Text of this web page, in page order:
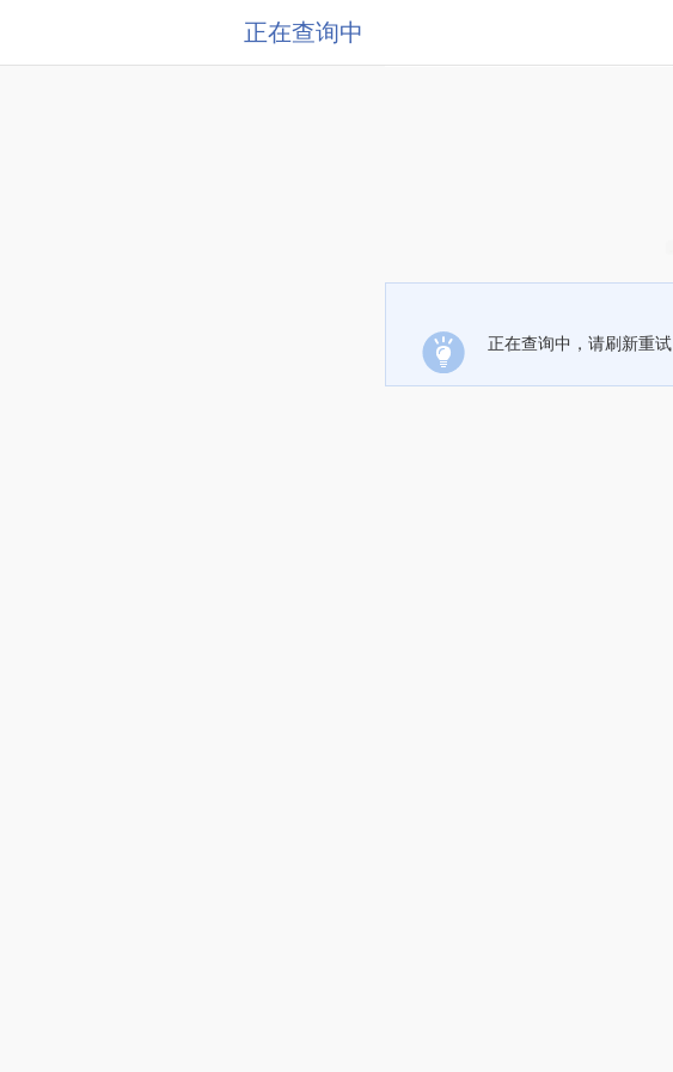
正在查询中
正在查询中，请刷新重试